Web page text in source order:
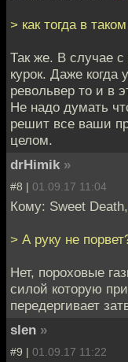
> как тогда в
Так же. В случае с
курок. Даже когда
револьвер то и в
Не надо думать
решит все ваши
целом.
drHimik »
#8 | 01.09.17 11:04
Кому: Sweet Death,
> А руку не
Нет, пороховые
силой которую
передергивает
slen »
#9 | 01.09.17 11:22